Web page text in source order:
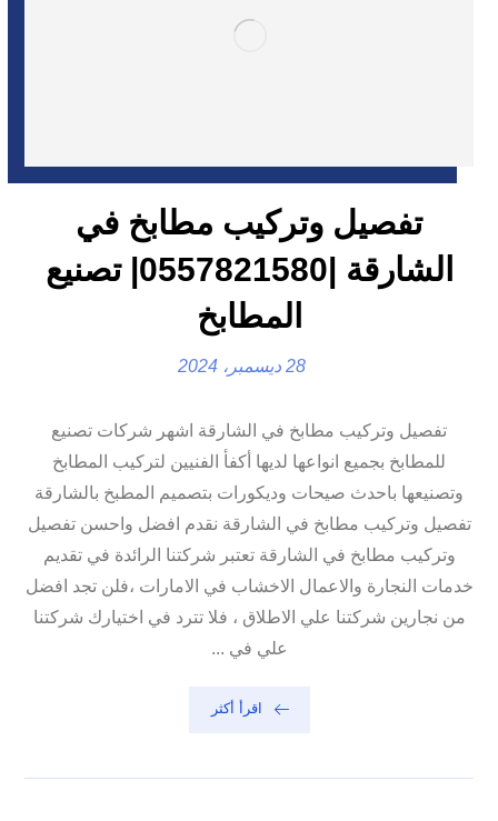
تفصيل وتركيب مطابخ في
الشارقة |0557821580| تصنيع
المطابخ
28 ديسمبر، 2024
تفصيل وتركيب مطابخ في الشارقة اشهر شركات تصنيع
للمطابخ بجميع انواعها لديها أكفأ الفنيين لتركيب المطابخ
وتصنيعها باحدث صيحات وديكورات بتصميم المطبخ بالشارقة
تفصيل وتركيب مطابخ في الشارقة نقدم افضل واحسن تفصيل
وتركيب مطابخ في الشارقة تعتبر شركتنا الرائدة في تقديم
خدمات النجارة والاعمال الاخشاب في الامارات ،فلن تجد افضل
من نجارين شركتنا علي الاطلاق ، فلا تترد في اختيارك شركتنا
علي في ...
اقرأ أكثر